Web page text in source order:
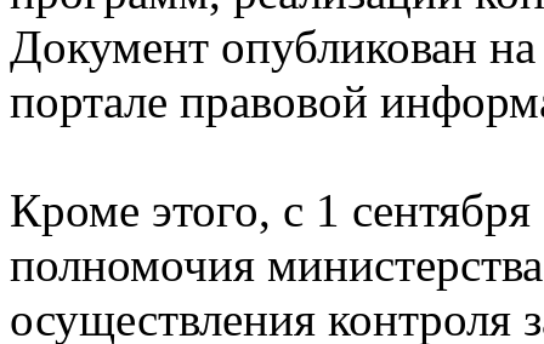
Документ опубликован
портале правовой
Кроме этого, с 1
полномочия
осуществления контроля